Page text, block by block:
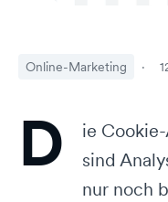
Online-Marketing ·
D
ie
sind
nur noch